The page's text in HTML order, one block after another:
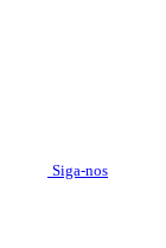
Siga-nos